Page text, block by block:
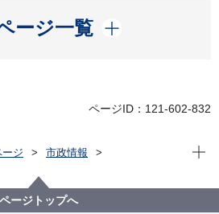
ージ一覧
開く
ページID：121-602-832
ジ
市政情報
お祝いするロゴマークデザインの投票
現在
ページトップへ